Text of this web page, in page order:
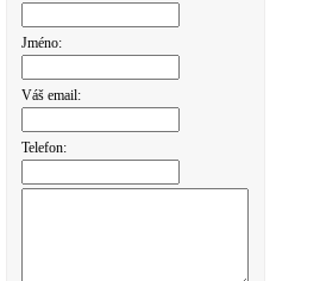
Jméno:
Váš email:
Telefon: